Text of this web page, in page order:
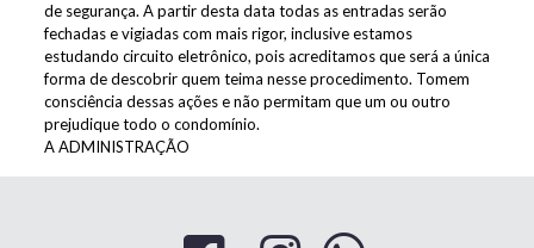
de segurança. A partir desta data todas as entradas serão
fechadas e vigiadas com mais rigor, inclusive estamos
estudando circuito eletrônico, pois acreditamos que será a única
forma de descobrir quem teima nesse procedimento. Tomem
consciência dessas ações e não permitam que um ou outro
prejudique todo o condomínio.
A ADMINISTRAÇÃO